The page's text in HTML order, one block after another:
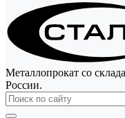
Металлопрокат со
России.